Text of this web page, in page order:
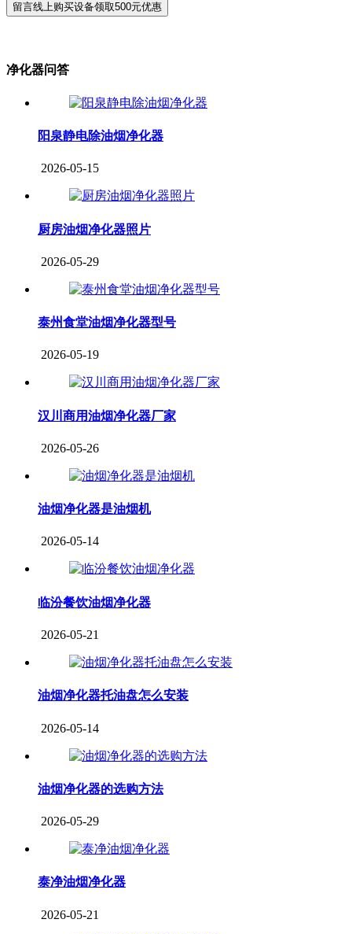
净化器问答
阳泉静电除油烟净化器
2026-05-15
厨房油烟净化器照片
2026-05-29
泰州食堂油烟净化器型号
2026-05-19
汉川商用油烟净化器厂家
2026-05-26
油烟净化器是油烟机
2026-05-14
临汾餐饮油烟净化器
2026-05-21
油烟净化器托油盘怎么安装
2026-05-14
油烟净化器的选购方法
2026-05-29
泰净油烟净化器
2026-05-21